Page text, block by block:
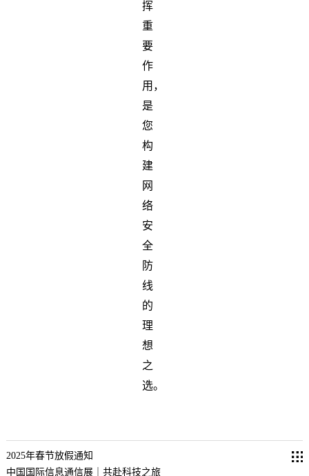
挥
重
要
作
用，
是
您
构
建
网
络
安
全
防
线
的
理
想
之
选。
2025年春节放假通知
中国国际信息通信展｜共赴科技之旅